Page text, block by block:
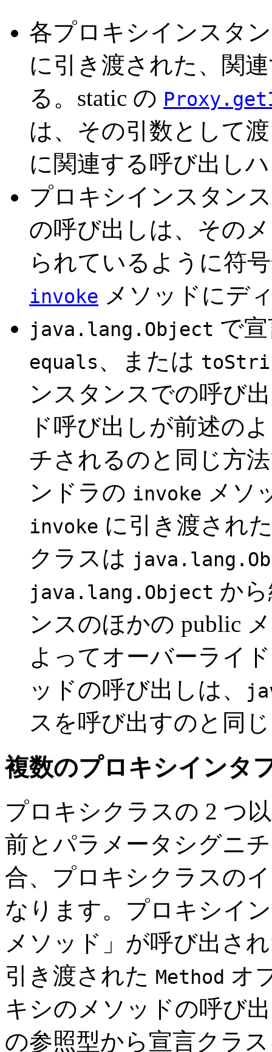
各プロキシインスタ
に引き渡された、関
る。static の
は、その引数として
に関連する呼び出し
プロキシインスタン
の呼び出しは、その
られているように符
invoke メソッドにデ
java.lang.Object で
equals、または
ンスタンスでの呼び
ド呼び出しが前述の
チされるのと同じ方
ンドラの invoke メソ
invoke に引き渡され
クラスは
java.lang.Object か
ンスのほかの public
よってオーバーライ
ッドの呼び出しは、
スを呼び出すのと同
複数のプロキシインタ
プロキシクラスの 2 つ
前とパラメータシグニ
合、プロキシクラスの
なります。プロキシイ
メソッド」が呼び出さ
引き渡された Method オ
キシのメソッドの呼び
の参照型から宣言クラ